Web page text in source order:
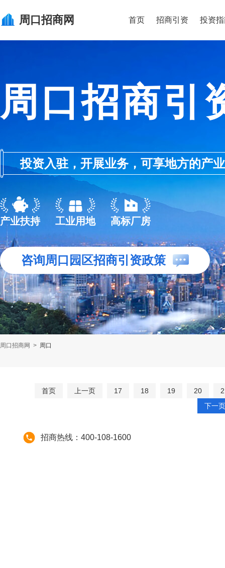
周口招商网 首页 招商引资 投资
周口招商引
投资入驻，开展业务，可享地方的产
产业扶持 工业用地 高标厂房
咨询周口园区招商引资政策
周口招商网 > 周口
首页 上一页 17 18 19 20
下一页
招商热线：400-108-1600